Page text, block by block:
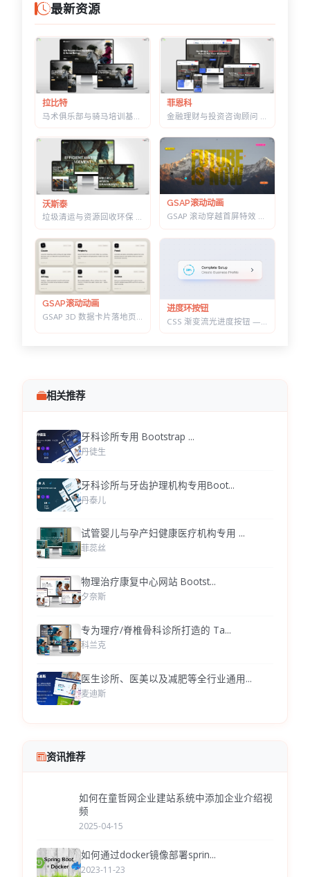
最新资源
拉比特
菲恩科
沃斯泰
垃圾清运与资源回收环保 HTML 建站模板 | 再生利用/安全处置/环卫服务商官网
GSAP滚动动画
GSAP滚动动画
进度环按钮
相关推荐
牙科诊所专用 Bootstrap ...
丹徒生
牙科诊所与牙齿护理机构专用Boot...
丹泰儿
试管婴儿与孕产妇健康医疗机构专用 ...
菲蕊丝
物理治疗康复中心网站 Bootst...
夕奈斯
专为理疗/脊椎骨科诊所打造的 Ta...
科兰克
医生诊所、医美以及减肥等全行业通用...
麦迪斯
资讯推荐
如何在童哲网企业建站系统中添加企业介绍视
频
2025-04-15
如何通过docker镜像部署sprin...
2023-11-23